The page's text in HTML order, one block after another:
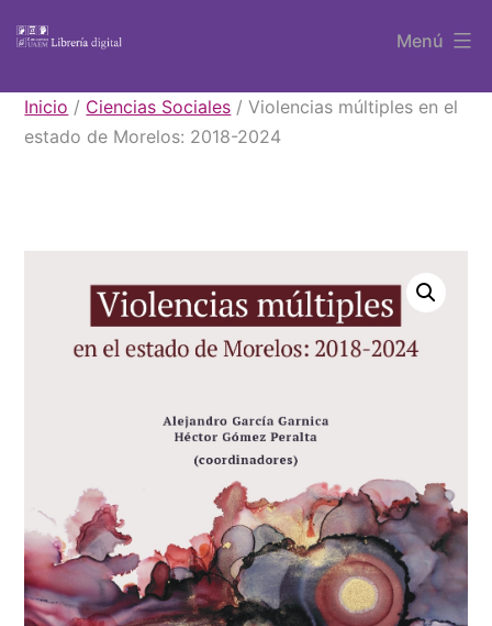
contenido
Libros
UAEM
Menú
Inicio / Ciencias Sociales / Violencias múltiples en el
estado de Morelos: 2018-2024